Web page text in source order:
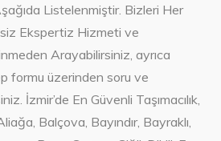
Listelenmiştir. Bizleri Her
Ekspertiz Hizmeti ve
Arayabilirsiniz, ayrıca
formu üzerinden soru ve
İzmir’de En Güvenli Taşımacılık,
Balçova, Bayındır, Bayraklı,